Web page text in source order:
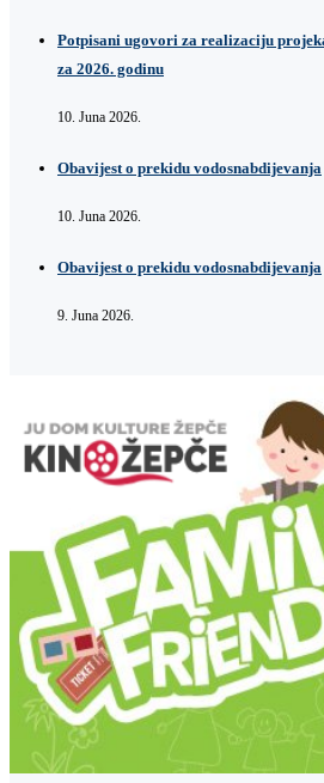
Potpisani ugovori za realizaciju
za 2026. godinu
10. Juna 2026.
Obavijest o prekidu vodosnabdijevanja
10. Juna 2026.
Obavijest o prekidu vodosnabdijevanja
9. Juna 2026.